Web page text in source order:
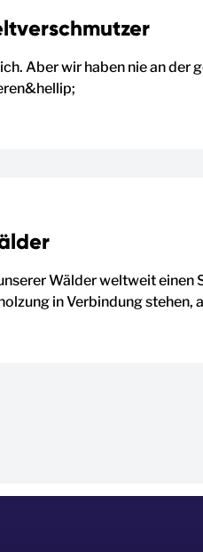
Aber wir haben nie an
Wälder weltweit einen
in Verbindung stehen,